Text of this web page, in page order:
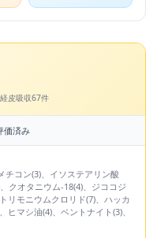
皮吸収67件
価済み
チコン(3)、イソステアリン酸
クオタニウム-18(4)、ジココジ
リモニウムクロリド(7)、ハッカ
マシ油(4)、ベントナイト(3)、